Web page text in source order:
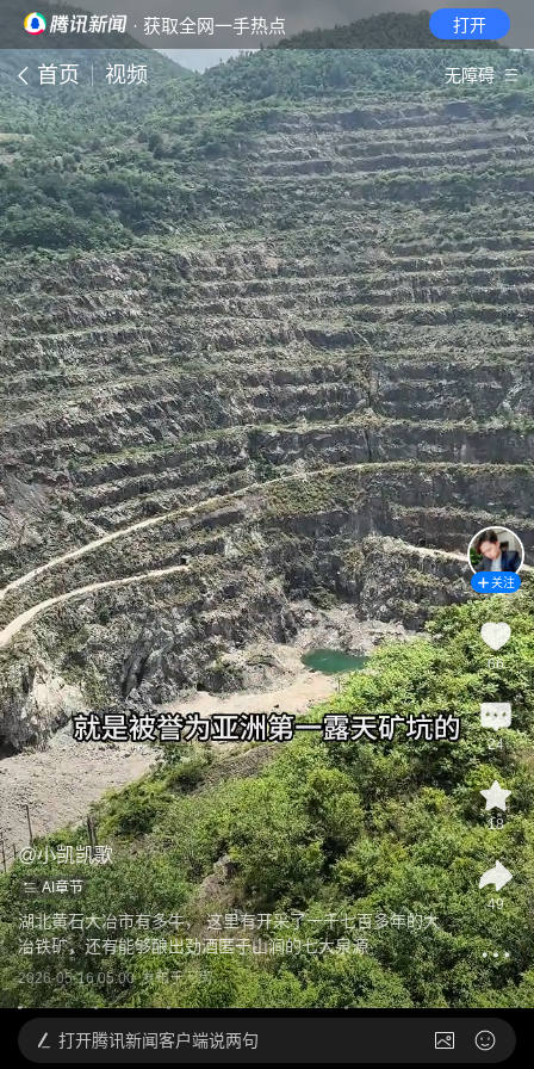
· 获取全网一手热点 打开
首页 视频 无障碍
@小凯凯歌
AI章节
湖北黄石大冶市有多牛， 这里有开采了一千七百多年的大
冶铁矿，还有能够酿出劲酒匿于山涧的七大泉源
2026-05-16 05:00 发布于河南
关注
66
24
18
49
打开腾讯新闻客户端说两句